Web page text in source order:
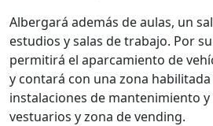
Albergará además de aulas, un
estudios y salas de trabajo. Por
permitirá el aparcamiento de
y contará con una zona
instalaciones de mantenimiento y
vestuarios y zona de vending.